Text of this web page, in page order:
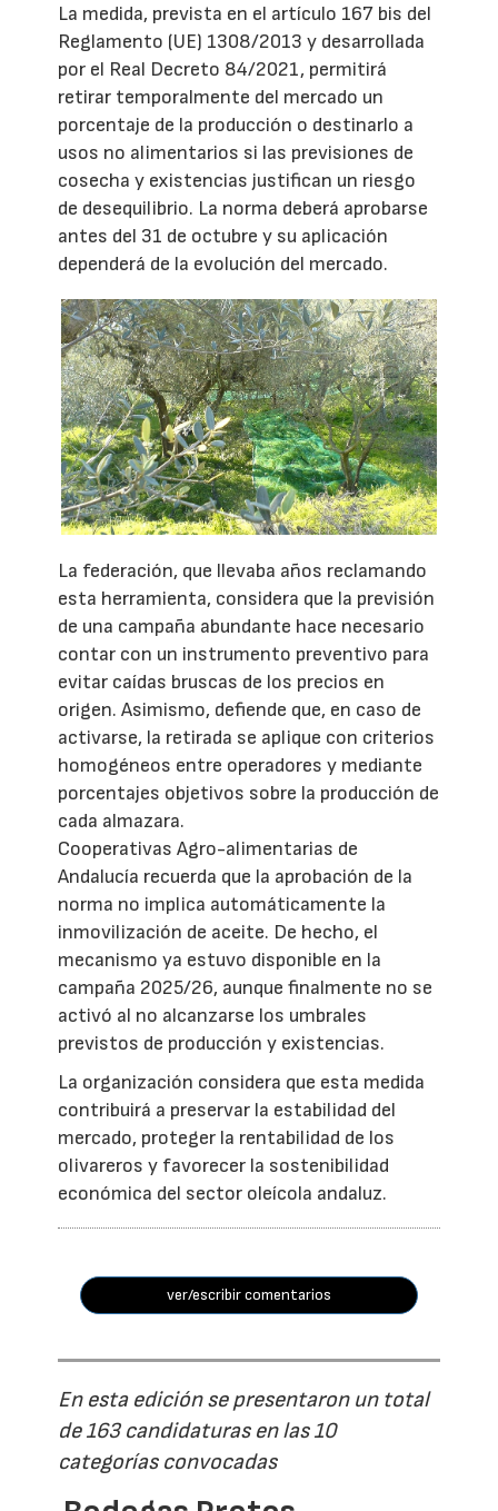
La medida, prevista en el artículo 167 bis del
Reglamento (UE) 1308/2013 y desarrollada
por el Real Decreto 84/2021, permitirá
retirar temporalmente del mercado un
porcentaje de la producción o destinarlo a
usos no alimentarios si las previsiones de
cosecha y existencias justifican un riesgo
de desequilibrio. La norma deberá aprobarse
antes del 31 de octubre y su aplicación
dependerá de la evolución del mercado.
La federación, que llevaba años reclamando
esta herramienta, considera que la previsión
de una campaña abundante hace necesario
contar con un instrumento preventivo para
evitar caídas bruscas de los precios en
origen. Asimismo, defiende que, en caso de
activarse, la retirada se aplique con criterios
homogéneos entre operadores y mediante
porcentajes objetivos sobre la producción de
cada almazara.
Cooperativas Agro-alimentarias de
Andalucía recuerda que la aprobación de la
norma no implica automáticamente la
inmovilización de aceite. De hecho, el
mecanismo ya estuvo disponible en la
campaña 2025/26, aunque finalmente no se
activó al no alcanzarse los umbrales
previstos de producción y existencias.
La organización considera que esta medida
contribuirá a preservar la estabilidad del
mercado, proteger la rentabilidad de los
olivareros y favorecer la sostenibilidad
económica del sector oleícola andaluz.
ver/escribir comentarios
En esta edición se presentaron un total
de 163 candidaturas en las 10
categorías convocadas